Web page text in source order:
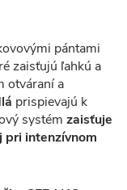
pántami
zaisťujú ľahkú a
otváraní a
prispievajú k
systém zaisťuje
intenzívnom